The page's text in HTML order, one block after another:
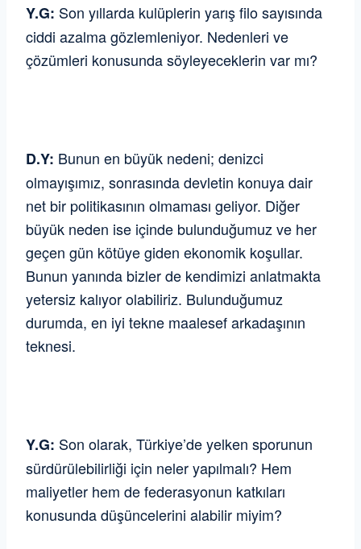
Y.G: Son yıllarda kulüplerin yarış filo sayısında
ciddi azalma gözlemleniyor. Nedenleri ve
çözümleri konusunda söyleyeceklerin var mı?
D.Y: Bunun en büyük nedeni; denizci
olmayışımız, sonrasında devletin konuya dair
net bir politikasının olmaması geliyor. Diğer
büyük neden ise içinde bulunduğumuz ve her
geçen gün kötüye giden ekonomik koşullar.
Bunun yanında bizler de kendimizi anlatmakta
yetersiz kalıyor olabiliriz. Bulunduğumuz
durumda, en iyi tekne maalesef arkadaşının
teknesi.
Y.G: Son olarak, Türkiye’de yelken sporunun
sürdürülebilirliği için neler yapılmalı? Hem
maliyetler hem de federasyonun katkıları
konusunda düşüncelerini alabilir miyim?